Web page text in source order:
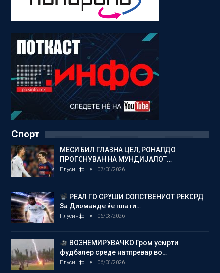
Спорт
МЕСИ БИЛ ГЛАВНА ЦЕЛ, РОНАЛДО
ПРОГОНУВАН НА МУНДИЈАЛОТ…
Плусинфо 07/08/2026
РЕАЛ ГО СРУШИ СОПСТВЕНИОТ РЕКОРД
За Диоманде ќе плати…
Плусинфо 06/08/2026
ВОЗНЕМИРУВАЧКО Гром усмрти
фудбалер среде натпревар во…
Плусинфо 06/08/2026